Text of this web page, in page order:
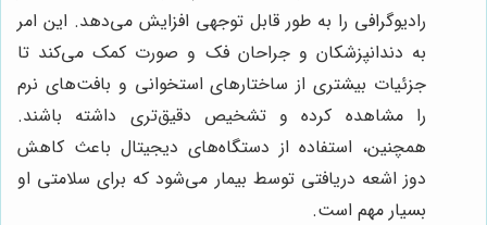
رادیوگرافی را به طور قابل توجهی افزایش می‌دهد. این امر
به دندانپزشکان و جراحان فک و صورت کمک می‌کند تا
جزئیات بیشتری از ساختارهای استخوانی و بافت‌های نرم
را مشاهده کرده و تشخیص دقیق‌تری داشته باشند.
همچنین، استفاده از دستگاه‌های دیجیتال باعث کاهش
دوز اشعه دریافتی توسط بیمار می‌شود که برای سلامتی او
بسیار مهم است.